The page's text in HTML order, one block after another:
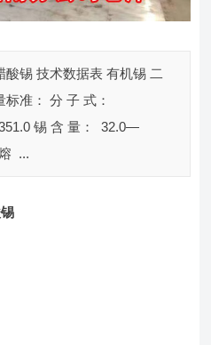
锡 技术数据表 有机锡 二
准： 分 子 式：
锡 含 量： 32.0—
...